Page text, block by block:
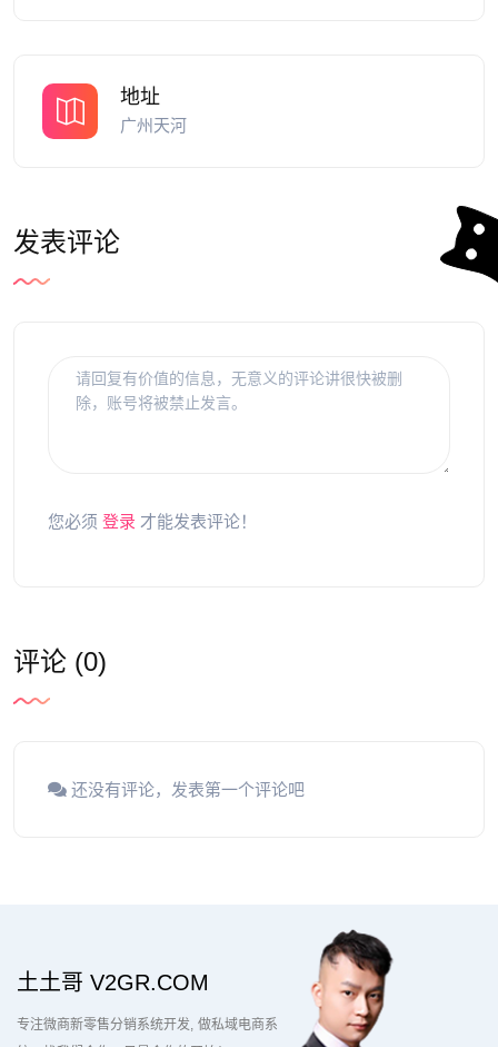
地址
广州天河
发表评论
您必须 登录 才能发表评论！
评论 (0)
还没有评论，发表第一个评论吧
土土哥 V2GR.COM
专注微商新零售分销系统开发 做私域电商系